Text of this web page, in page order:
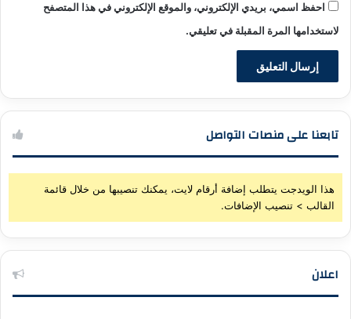
احفظ اسمي، بريدي الإلكتروني، والموقع الإلكتروني في هذا المتصفح
لاستخدامها المرة المقبلة في تعليقي.
تابعنا على منصات التواصل
هذا الويدجت يتطلب إضافة أرقام لايت، يمكنك تنصيبها من خلال قائمة
القالب > تنصيب الإضافات.
اعلان